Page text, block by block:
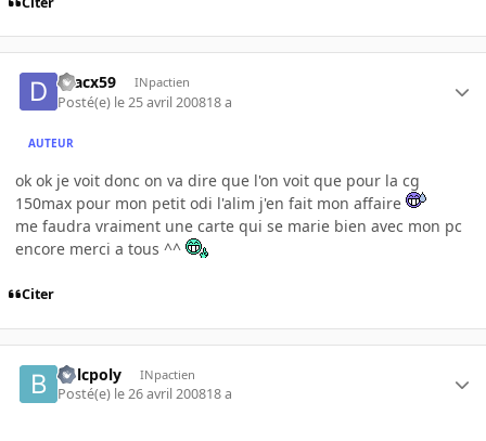
dracx59 INpactien
Posté(e) le 25 avril 200818 a
AUTEUR
ok ok je voit donc on va dire que l'on voit que pour la cg
150max pour mon petit odi l'alim j'en fait mon affaire
me faudra vraiment une carte qui se marie bien avec mon pc
encore merci a tous ^^
Citer
bolcpoly INpactien
Posté(e) le 26 avril 200818 a